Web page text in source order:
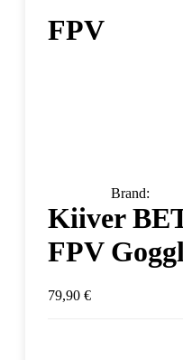
Brand:
FPV
Kiiver
FPV
79,90 €